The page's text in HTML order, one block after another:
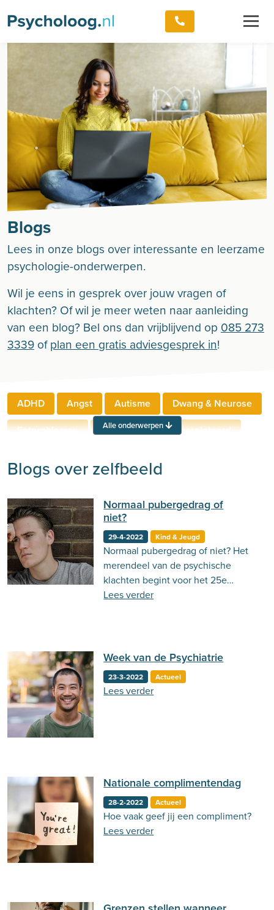
Blogs
Lees in onze blogs over interessante en leerzame
psychologie-onderwerpen.
Wil je eens in gesprek over jouw vragen of
klachten? Of wil je meer weten naar aanleiding
van een blog? Bel ons dan vrijblijvend op 085 273
3339 ofplan een gratis adviesgesprek in!
ADHD Angst Autisme
Dwang & Neurose
Eetproblemen
Relaties
Werkgerelateerd
Neuropsychologie
Verslaving
Zingeving
Persoonlijkheid
Sport Hechting
Behandeling
Actueel
Stemming
Emoties
Alle onderwerpen
Blogs over zelfbeeld
Normaal pubergedrag of
niet?
29-4-2022 Kind & Jeugd
Normaal pubergedrag of niet? Het
merendeel van de psychische
klachten begint voor het 25e
levensjaar. Daarom is het extra
Lees verder
Week van de Psychiatrie
23-3-2022 Actueel
Lees verder
Nationale complimentendag
28-2-2022 Actueel
Hoe vaak geef jij een compliment?
Lees verder